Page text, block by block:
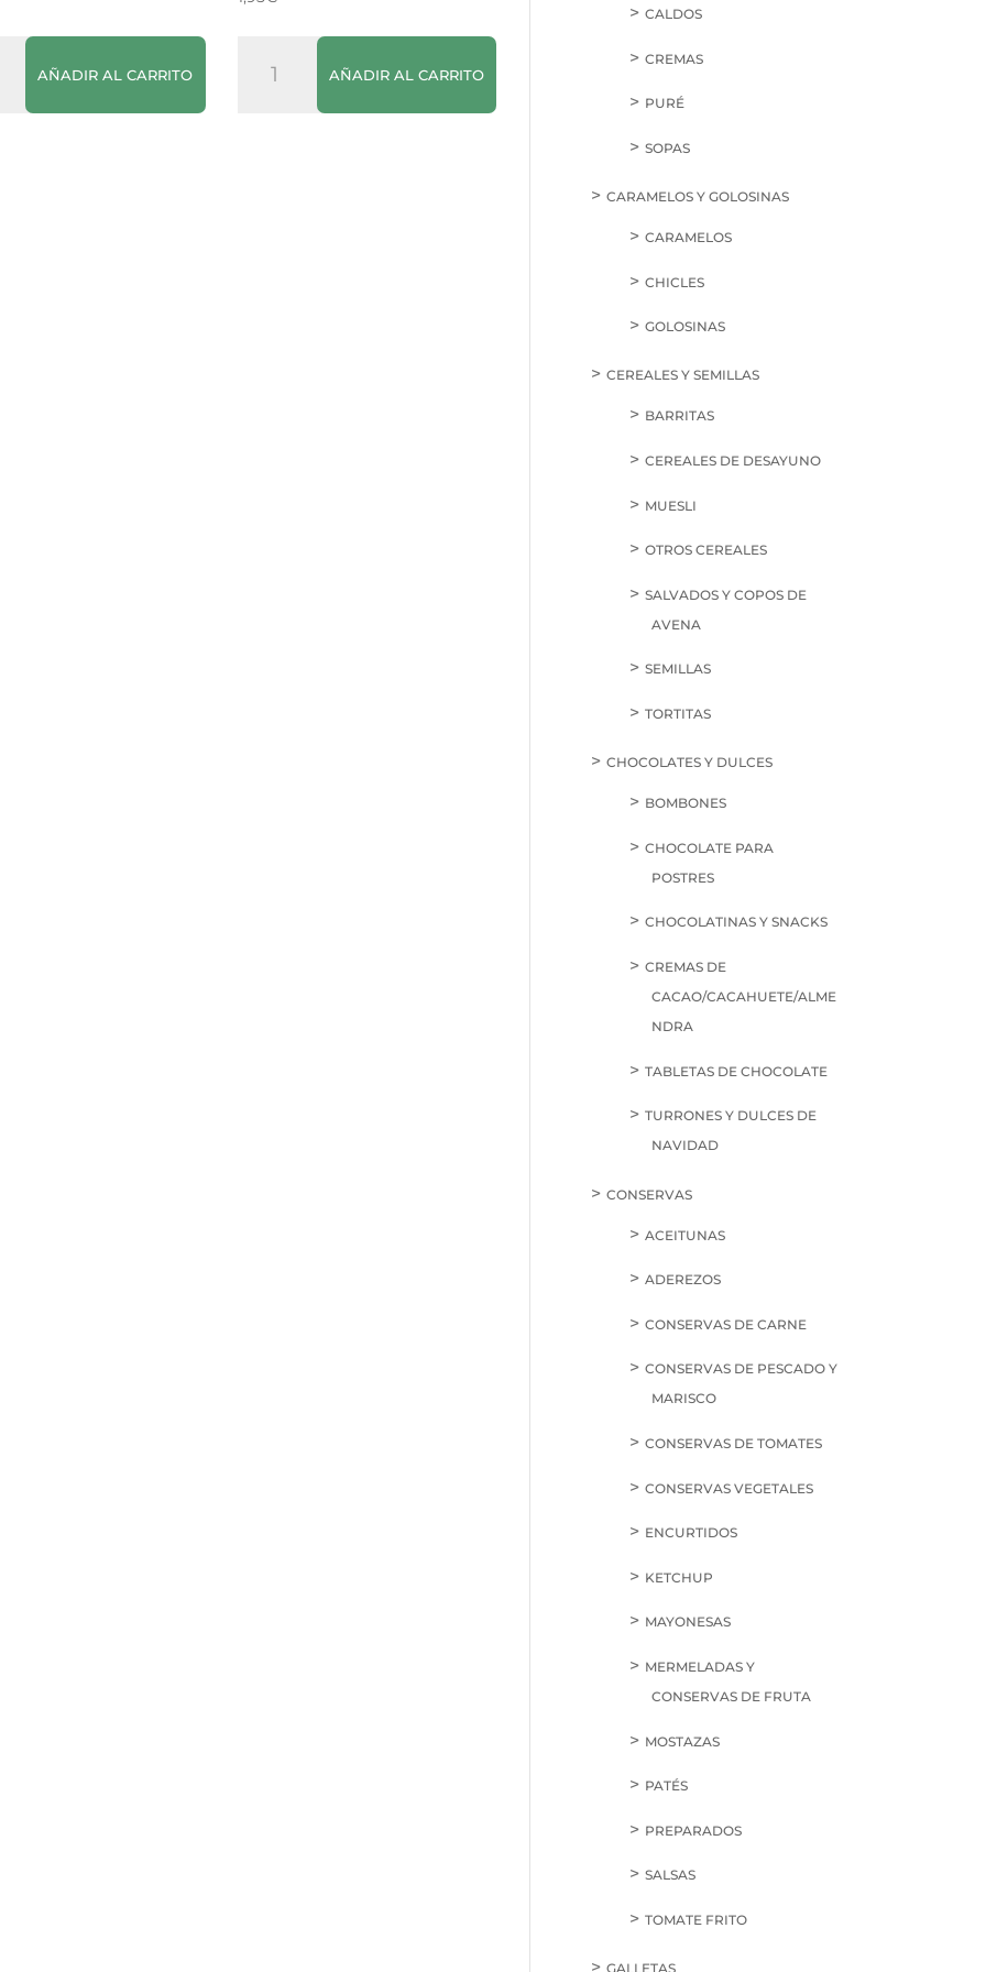
AÑADIR AL CARRITO AÑADIR AL CARRITO
CALDOS
CREMAS
PURÉ
SOPAS
CARAMELOS Y GOLOSINAS
CARAMELOS
CHICLES
GOLOSINAS
CEREALES Y SEMILLAS
BARRITAS
CEREALES DE DESAYUNO
MUESLI
OTROS CEREALES
SALVADOS Y COPOS DE
AVENA
SEMILLAS
TORTITAS
CHOCOLATES Y DULCES
BOMBONES
CHOCOLATE PARA
POSTRES
CHOCOLATINAS Y SNACKS
CREMAS DE
CACAO/CACAHUETE/ALME
NDRA
TABLETAS DE CHOCOLATE
TURRONES Y DULCES DE
NAVIDAD
CONSERVAS
ACEITUNAS
ADEREZOS
CONSERVAS DE CARNE
CONSERVAS DE PESCADO Y
MARISCO
CONSERVAS DE TOMATES
CONSERVAS VEGETALES
ENCURTIDOS
KETCHUP
MAYONESAS
MERMELADAS Y
CONSERVAS DE FRUTA
MOSTAZAS
PATÉS
PREPARADOS
SALSAS
TOMATE FRITO
GALLETAS